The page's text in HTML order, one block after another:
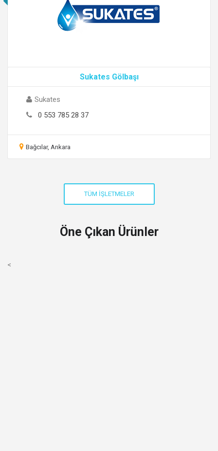
Sukates Gölbaşı
Sukates
0 553 785 28 37
Bağcılar, Ankara
Öne Çıkan Ürünler
<